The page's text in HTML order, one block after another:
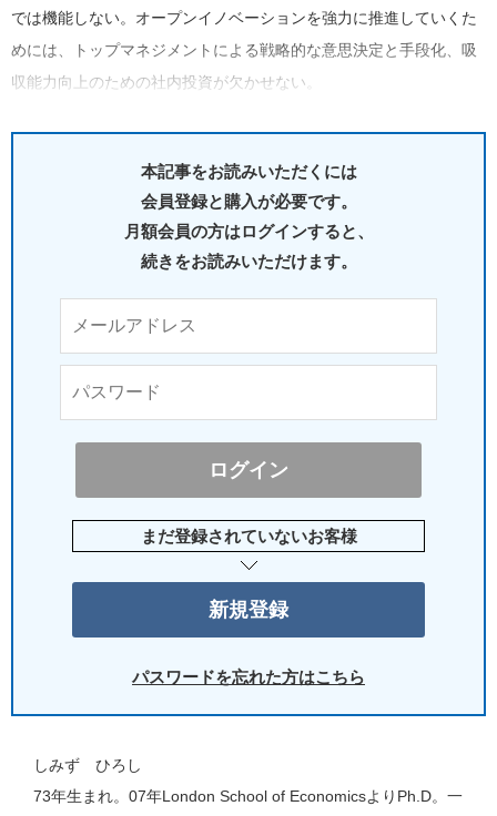
では機能しない。オープンイノベーションを強力に推進していくた
めには、トップマネジメントによる戦略的な意思決定と手段化、吸
収能力向上のための社内投資が欠かせない。
本記事をお読みいただくには
会員登録と購入が必要です。
月額会員の方はログインすると、
続きをお読みいただけます。
まだ登録されていないお客様
パスワードを忘れた方はこちら
しみず ひろし
73年生まれ。07年London School of EconomicsよりPh.D。一